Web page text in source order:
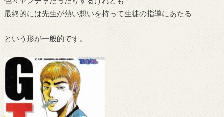
最終的には先生が熱い想いを持って生徒の指導にあたる
という形が一般的です。